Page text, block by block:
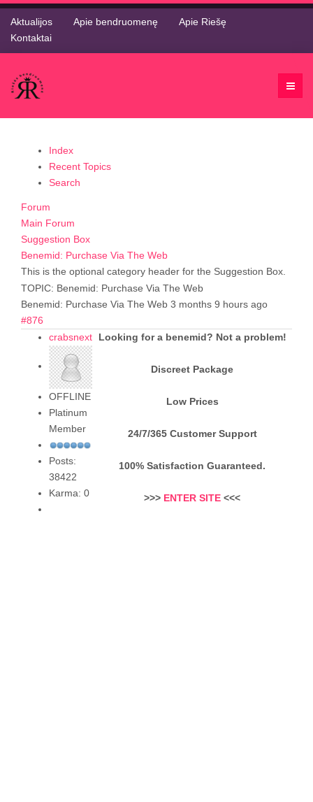
Aktualijos Apie bendruomenę
Apie Riešę
Kontaktai
Index
Recent Topics
Search
Forum
Main Forum
Suggestion Box
Benemid: Purchase Via The Web
This is the optional category header for the Suggestion Box.
TOPIC: Benemid: Purchase Via The Web
Benemid: Purchase Via The Web 3 months 9 hours ago
#876
crabsnext
OFFLINE
Platinum
Member
Posts:
38422
Karma: 0
Looking for a benemid? Not a problem!
Discreet Package
Low Prices
24/7/365 Customer Support
100% Satisfaction Guaranteed.
>>> ENTER SITE <<<